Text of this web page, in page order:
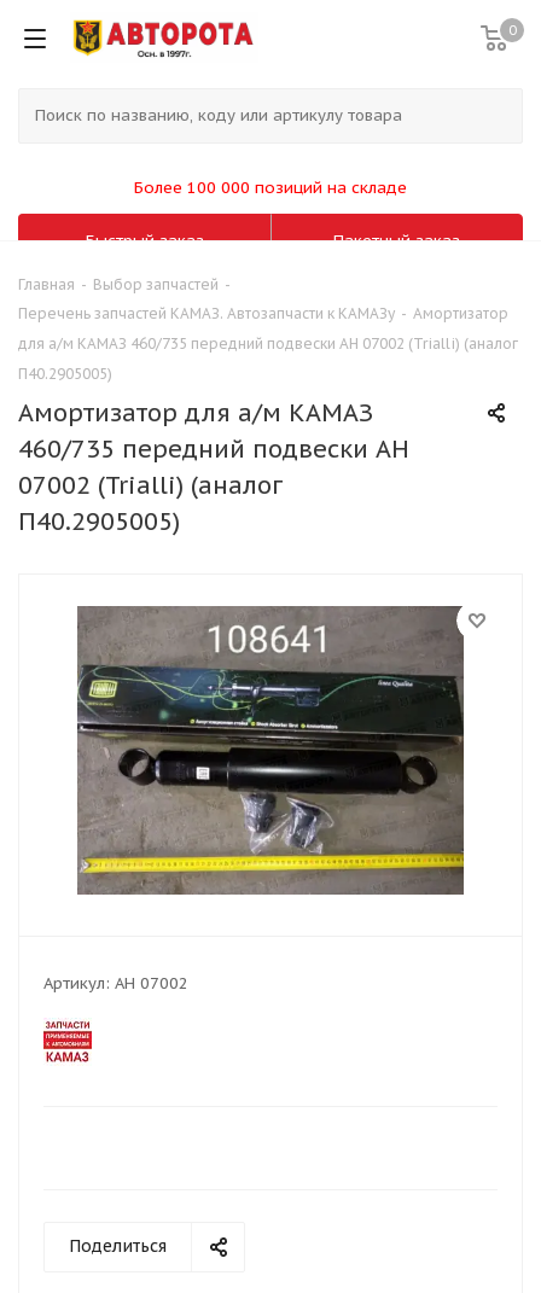
0
Более 100 000 позиций на складе
Быстрый заказ Пакетный заказ
Главная - Выбор запчастей -
Перечень запчастей КАМАЗ. Автозапчасти к КАМАЗу - Амортизатор
для а/м КАМАЗ 460/735 передний подвески AH 07002 (Trialli) (аналог
П40.2905005)
Амортизатор для а/м КАМАЗ
460/735 передний подвески AH
07002 (Trialli) (аналог
П40.2905005)
Артикул: AH 07002
Поделиться